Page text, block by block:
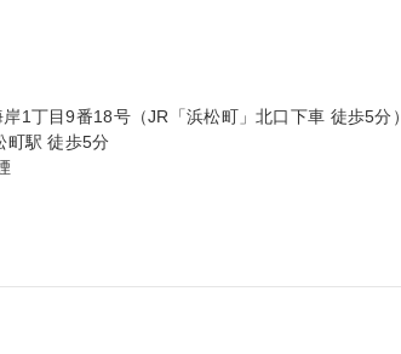
1丁目9番18号（JR「浜松町」北口下車 徒歩5分）
町駅 徒歩5分